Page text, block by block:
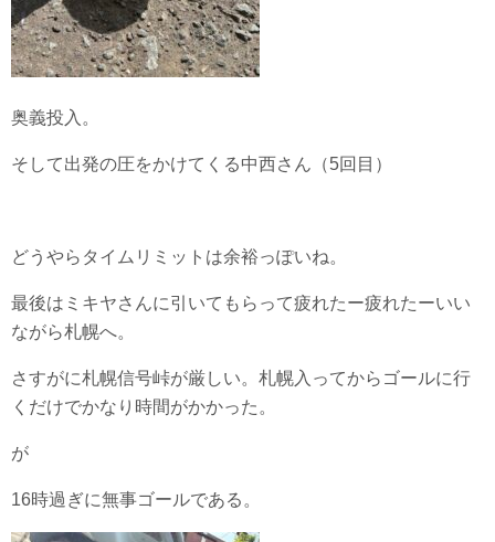
奥義投入。
そして出発の圧をかけてくる中西さん（5回目）
どうやらタイムリミットは余裕っぽいね。
最後はミキヤさんに引いてもらって疲れたー疲れたーいい
ながら札幌へ。
さすがに札幌信号峠が厳しい。札幌入ってからゴールに行
くだけでかなり時間がかかった。
が
16時過ぎに無事ゴールである。